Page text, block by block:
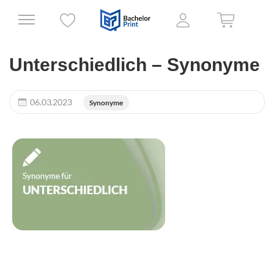
Unterschiedlich – Synonyme
06.03.2023 Synonyme